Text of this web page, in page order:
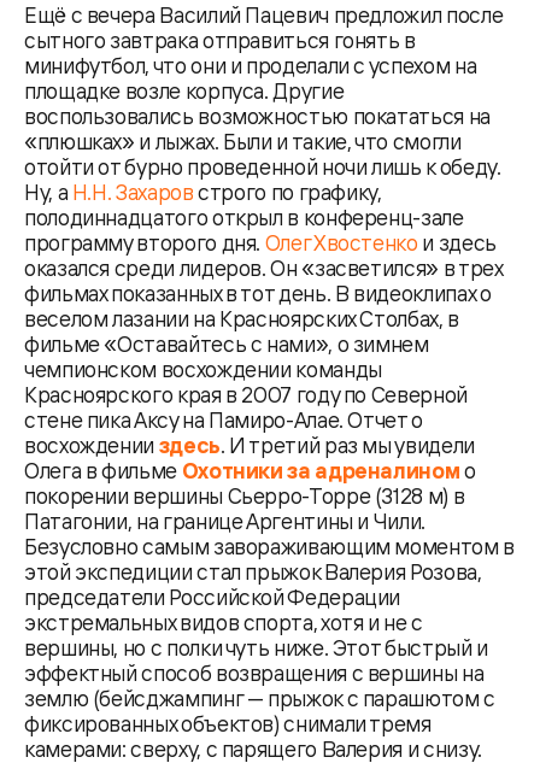
Ещё с вечера Василий Пацевич предложил после
сытного завтрака отправиться гонять в
минифутбол, что они и проделали с успехом на
площадке возле корпуса. Другие
воспользовались возможностью покататься на
«плюшках» и лыжах. Были и такие, что смогли
отойти от бурно проведенной ночи лишь к обеду.
Ну, а Н.Н. Захаровстрого по графику,
полодиннадцатого открыл в конференц-зале
программу второго дня. Олег Хвостенко и здесь
оказался среди лидеров. Он «засветился» в трех
фильмах показанных в тот день. В видеоклипах о
веселом лазании на Красноярских Столбах, в
фильме «Оставайтесь с нами», о зимнем
чемпионском восхождении команды
Красноярского края в 2007 году по Северной
стене пика Аксу на Памиро-Алае. Отчет о
восхождении здесь. И третий раз мы увидели
Олега в фильме Охотники за адреналиномо
покорении вершины Сьерро-Торре (3128 м) в
Патагонии, на границе Аргентины и Чили.
Безусловно самым завораживающим моментом в
этой экспедиции стал прыжок Валерия Розова,
председатели Российской Федерации
экстремальных видов спорта, хотя и не с
вершины, но с полки чуть ниже. Этот быстрый и
эффектный способ возвращения с вершины на
землю (бейсджампинг — прыжок с парашютом с
фиксированных объектов) снимали тремя
камерами: сверху, с парящего Валерия и снизу.